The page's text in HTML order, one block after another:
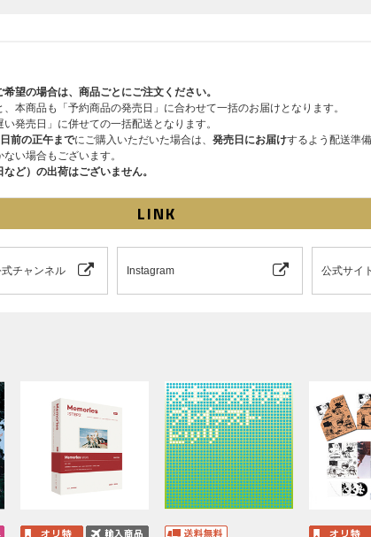
望の場合は、商品ごとにご注文ください。
本商品も「予約商品の発売日」に合わせて一括のお届けとなります。
発売日」に併せての一括配送となります。
前の正午までにご購入いただいた場合は、 発売日にお届けするよう配送準
い場合もございます。
ど）の出荷はございません。
LINK
式チャンネル Instagram 公式サイト